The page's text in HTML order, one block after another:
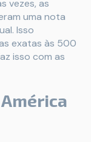
vezes, as
uma nota
Isso
exatas às 500
isso com as